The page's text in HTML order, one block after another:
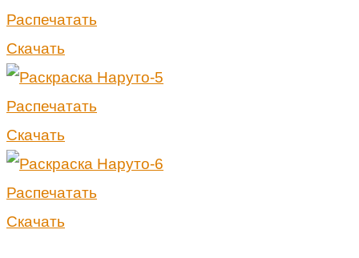
Распечатать
Скачать
Распечатать
Скачать
Распечатать
Скачать